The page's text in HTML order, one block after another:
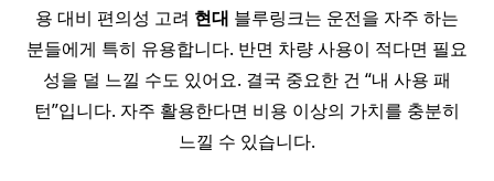
용 대비 편의성 고려 현대 블루링크는 운전을 자주 하는
분들에게 특히 유용합니다. 반면 차량 사용이 적다면 필요
성을 덜 느낄 수도 있어요. 결국 중요한 건 “내 사용 패
턴”입니다. 자주 활용한다면 비용 이상의 가치를 충분히
느낄 수 있습니다.